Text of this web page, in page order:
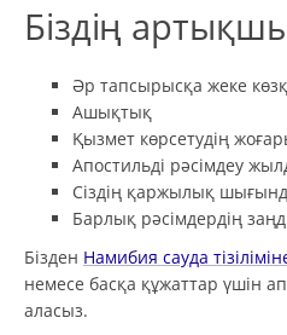
Біздің
Әр тапсырысқа жеке
Ашықтық
Қызмет көрсетудің
Апостильді рәсімдеу
Сіздің қаржылық
Барлық рәсімдердің
Бізден Намибия сауда
немесе басқа құжаттар үшін
аласыз.